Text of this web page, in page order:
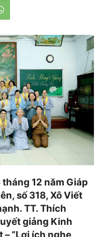
12 năm Giáp
số 318, Xô Viết
TT. Thích
giảng Kinh
– “Lợi ích nghe